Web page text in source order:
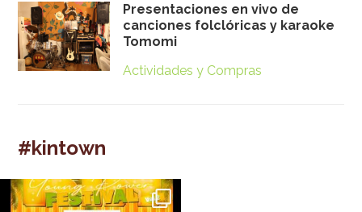
Presentaciones en vivo de
canciones folclóricas y karaoke
Tomomi
Actividades y Compras
#kintown